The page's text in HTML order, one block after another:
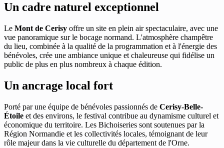
Un cadre naturel exceptionnel
Le Mont de Cerisy offre un site en plein air spectaculaire, avec une
vue panoramique sur le bocage normand. L'atmosphère champêtre
du lieu, combinée à la qualité de la programmation et à l'énergie des
bénévoles, crée une ambiance unique et chaleureuse qui fidélise un
public de plus en plus nombreux à chaque édition.
Un ancrage local fort
Porté par une équipe de bénévoles passionnés de Cerisy-Belle-
Étoile et des environs, le festival contribue au dynamisme culturel et
économique du territoire. Les Bichoiseries sont soutenues par la
Région Normandie et les collectivités locales, témoignant de leur
rôle majeur dans la vie culturelle du département de l'Orne.